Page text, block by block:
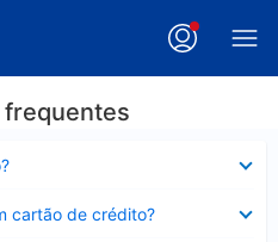
frequentes
cartão de crédito?